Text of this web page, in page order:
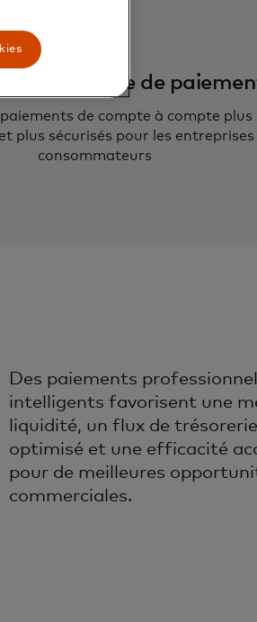
en matière de
de compte à compte plus
plus sécurisés pour les entreprises
consommateurs
Des paiements
intelligents favorisent une
liquidité, un flux de trésorerie
optimisé et une efficacité
pour de meilleures
commerciales.